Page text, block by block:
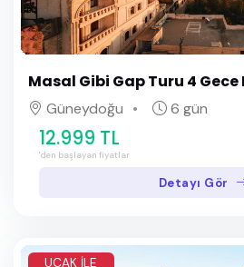
Masal Gibi Gap Turu 4
Güneydoğu 6 gün
12.999 TL
'den başlayan fiyatlar
Detayı Gör
UÇAK İLE